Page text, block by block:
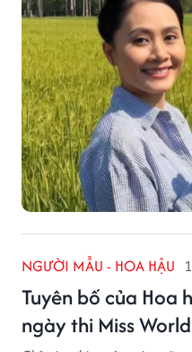
NGƯỜI MẪU - HOA HẬU
Tuyên bố của Hoa
ngày thi Miss World